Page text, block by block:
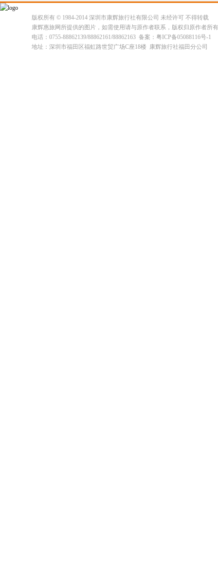
版权所有 © 1984-2014 深圳市康辉旅行社有限公司 未经许可 不得转载
康辉惠旅网所提供的图片，如需使用请与原作者联系，版权归原作者所
电话：0755-88862139/88862161/88862163 备案：粤ICP备05088116号-1
地址：深圳市福田区福虹路世贸广场C座18楼 康辉旅行社福田分公司